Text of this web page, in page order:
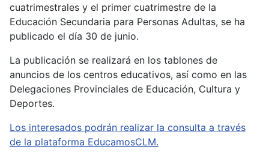
cuatrimestrales y el primer cuatrimestre de la
Educación Secundaria para Personas Adultas, se ha
publicado el día 30 de junio.
La publicación se realizará en los tablones de
anuncios de los centros educativos, así como en las
Delegaciones Provinciales de Educación, Cultura y
Deportes.
Los interesados podrán realizar la consulta a través
de la plataforma EducamosCLM.